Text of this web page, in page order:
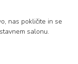
nas pokličite in se
salonu.